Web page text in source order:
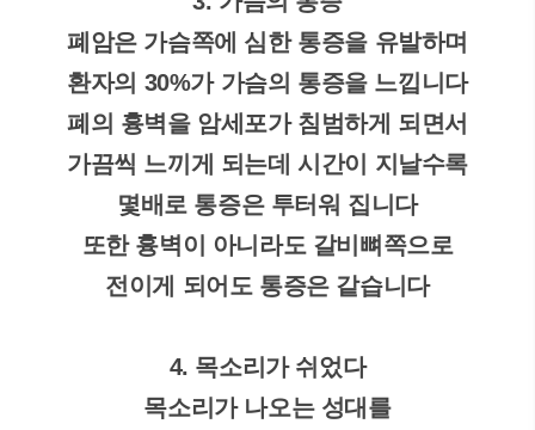
폐암은 가슴쪽에 심한 통증을 유발하며
환자의 30%가 가슴의 통증을 느낍니다
폐의 흉벽을 암세포가 침범하게 되면서
가끔씩 느끼게 되는데 시간이 지날수록
몇배로 통증은 투터워 집니다
또한 흉벽이 아니라도 갈비뼈쪽으로
전이게 되어도 통증은 같습니다
4. 목소리가 쉬었다
목소리가 나오는 성대를